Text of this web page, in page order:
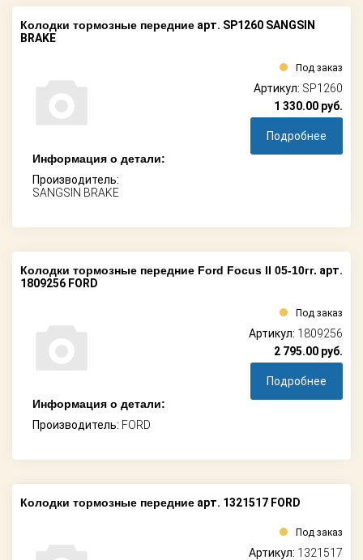
Колодки тормозные передние арт. SP1260 SANGSIN
BRAKE
Информация о детали:
Производитель:
SANGSIN BRAKE
Под заказ
Артикул: SP1260
1 330.00 руб.
Подробнее
Колодки тормозные передние Ford Focus II 05-10гг. арт.
1809256 FORD
Информация о детали:
Производитель: FORD
Под заказ
Артикул: 1809256
2 795.00 руб.
Подробнее
Колодки тормозные передние арт. 1321517 FORD
Под заказ
Артикул: 1321517